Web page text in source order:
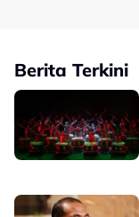
Berita Terkini